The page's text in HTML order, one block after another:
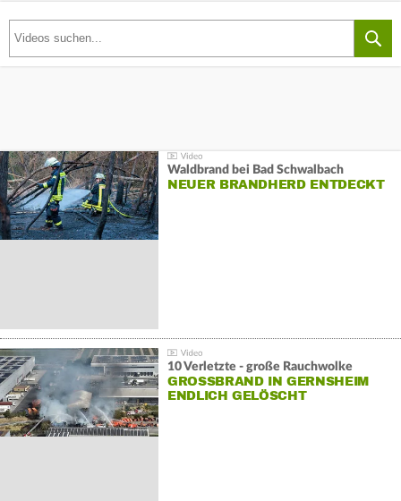
Waldbrand bei Bad Schwalbach
NEUER BRANDHERD ENTDECKT
10 Verletzte - große Rauchwolke
GROSSBRAND IN GERNSHEIM E
NDLICH GELÖSCHT